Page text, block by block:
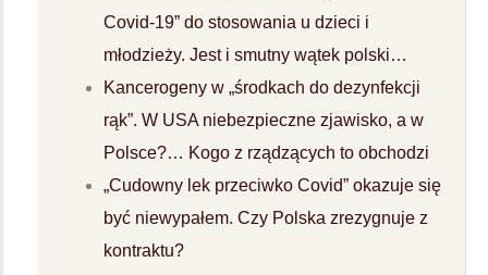
Covid-19” do stosowania u dzieci i
młodzieży. Jest i smutny wątek polski…
Kancerogeny w „środkach do dezynfekcji
rąk”. W USA niebezpieczne zjawisko, a w
Polsce?… Kogo z rządzących to obchodzi
„Cudowny lek przeciwko Covid” okazuje się
być niewypałem. Czy Polska zrezygnuje z
kontraktu?